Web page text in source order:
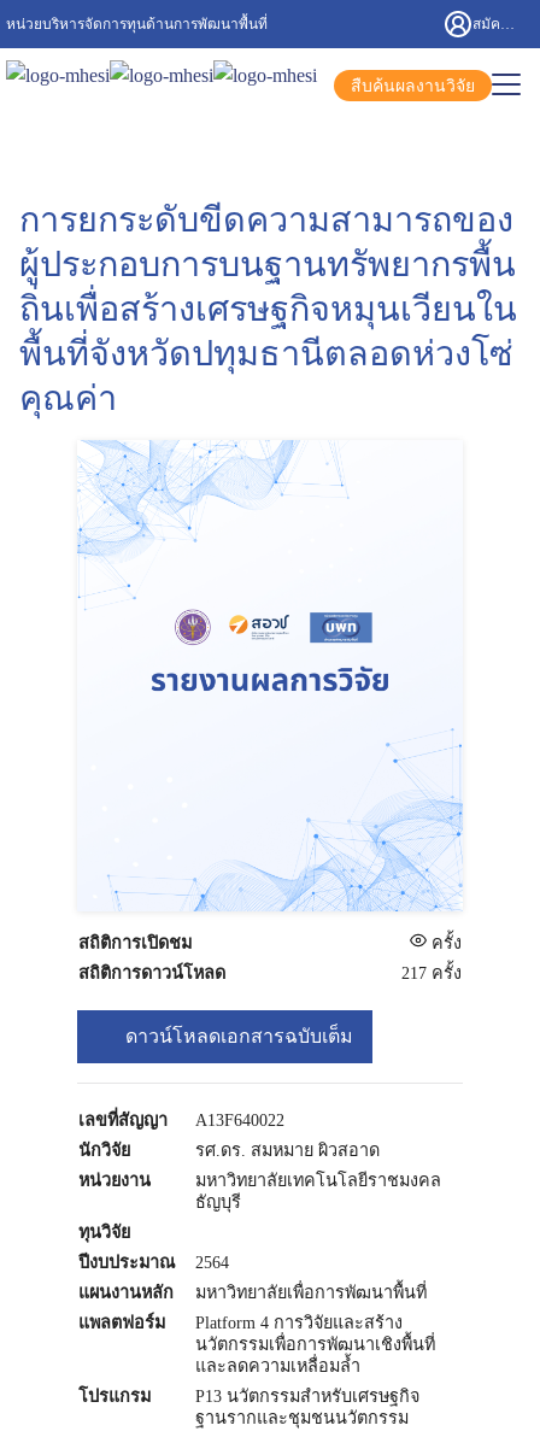
Skip
to
content
หน่วยบริหารจัดการทุนด้านการพัฒนาพื้นที่
สืบค้นผลงานวิจัย
Search
การยกระดับขีดความสามารถของ
ผู้ประกอบการบนฐานทรัพยากรพื้น
ถิ่นเพื่อสร้างเศรษฐกิจหมุนเวียนใน
พื้นที่จังหวัดปทุมธานีตลอดห่วงโซ่
คุณค่า
สถิติการเปิดชม
ครั้ง
สถิติการดาวน์โหลด
217 ครั้ง
ดาวน์โหลดเอกสารฉบับเต็ม
เลขที่สัญญา
A13F640022
นักวิจัย
รศ.ดร. สมหมาย ผิวสอาด
หน่วยงาน
มหาวิทยาลัยเทคโนโลยีราชมงคล
ธัญบุรี
ทุนวิจัย
ปีงบประมาณ
2564
แผนงานหลัก
มหาวิทยาลัยเพื่อการพัฒนาพื้นที่
แพลตฟอร์ม
Platform 4 การวิจัยและสร้าง
นวัตกรรมเพื่อการพัฒนาเชิงพื้นที่
และลดความเหลื่อมล้ำ
โปรแกรม
P13 นวัตกรรมสำหรับเศรษฐกิจ
ฐานรากและชุมชนนวัตกรรม